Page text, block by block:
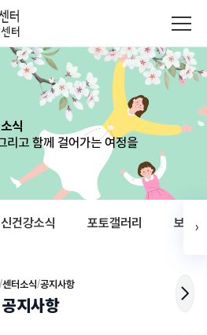
식
리고 함께 걸어가는 여정을
건강소식 포토갤러리 보도›
/센터소식/공지사항
공지사항